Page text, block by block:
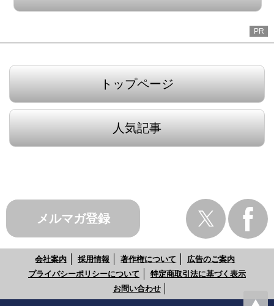
PR
トップページ
人気記事
メルマガ登録
会社案内 採用情報 著作権について
広告のご案内
プライバシーポリシーについて
特定商取引法に基づく表示
お問い合わせ